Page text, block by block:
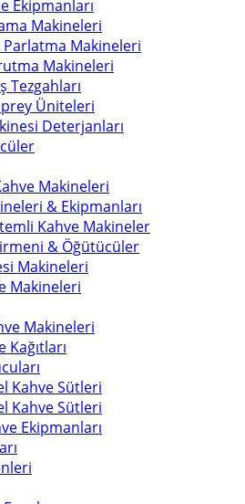
Ekipmanları
Makineleri
Parlatma Makineleri
Makineleri
Tezgahları
Üniteleri
Deterjanları
Makineleri
& Ekipmanları
Kahve Makineler
& Öğütücüler
Makineleri
Makineleri
Makineleri
Kağıtları
Kahve Sütleri
Kahve Sütleri
Ekipmanları